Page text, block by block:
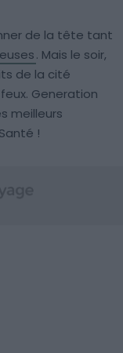
de la tête tant
. Mais le soir,
de la cité
Generation
meilleurs
!